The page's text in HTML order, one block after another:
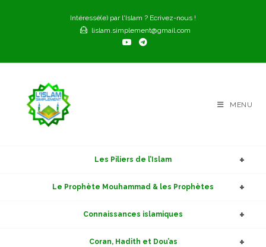
Intéressé(e) par l'Islam ? Ecrivez-nous !
lislam.simplement@gmail.com
MENU
Les Piliers de l’Islam
Le Prophète Mouhammad & les Prophètes
Connaissances islamiques
Coran, Hadith et Dou’as